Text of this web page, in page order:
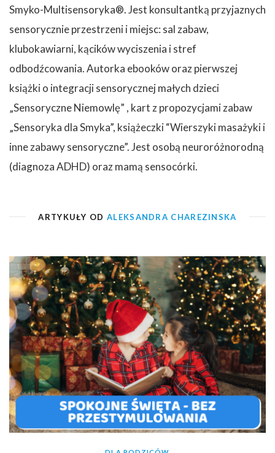
Smyko-Multisensoryka®. Jest konsultantką przyjaznych
sensorycznie przestrzeni i miejsc: sal zabaw,
klubokawiarni, kącików wyciszenia i stref
odbodźcowania. Autorka ebooków oraz pierwszej
książki o integracji sensorycznej małych dzieci
„Sensoryczne Niemowlę” , kart z propozycjami zabaw
„Sensoryka dla Smyka”, książeczki “Wierszyki masażyki i
inne zabawy sensoryczne”. Jest osobą neuroróżnorodną
(diagnoza ADHD) oraz mamą sensocórki.
ARTYKUŁY OD ALEKSANDRA CHAREZINSKA